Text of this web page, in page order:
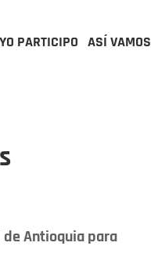
YO PARTICIPO ASÍ VAMOS
de Antioquia para